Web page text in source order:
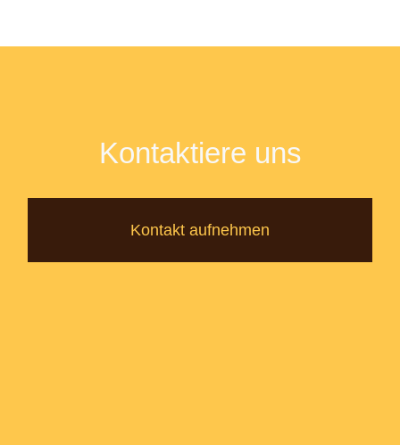
Kontaktiere uns
Kontakt aufnehmen